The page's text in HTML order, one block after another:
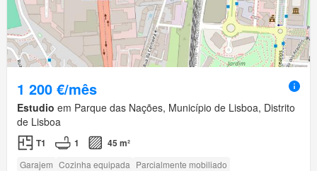
1 200 €/mês
Estudio em Parque das Nações, Município de Lisboa, Distrito
de Lisboa
T1 1 45 m²
Garajem Cozinha equipada Parcialmente mobiliado